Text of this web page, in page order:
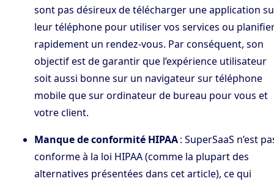
sont pas désireux de télécharger une application
leur téléphone pour utiliser vos services ou
rapidement un rendez-vous. Par conséquent, son
objectif est de garantir que l’expérience utilisateur
soit aussi bonne sur un navigateur sur téléphone
mobile que sur ordinateur de bureau pour vous et
votre client.
Manque de conformité HIPAA: SuperSaaS n’est
conforme à la loi HIPAA (comme la plupart des
alternatives présentées dans cet article), ce qui